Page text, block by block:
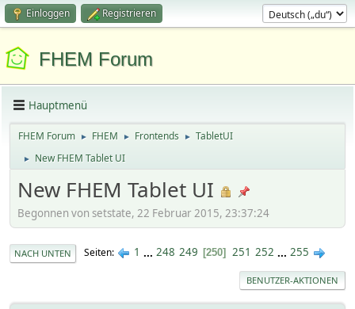
Einloggen Registrieren
FHEM Forum
Hauptmenü
FHEM Forum ► FHEM ► Frontends ► TabletUI
► New FHEM Tablet UI
New FHEM Tablet UI
Begonnen von setstate, 22 Februar 2015, 23:37:24
NACH UNTEN Seiten 1 ... 248 249 250 251 252 ... 255
BENUTZER-AKTIONEN